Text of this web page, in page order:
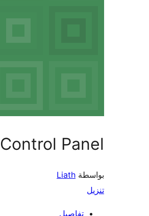
Panel
بواسطة Liath
تنزيل
تفاصيل